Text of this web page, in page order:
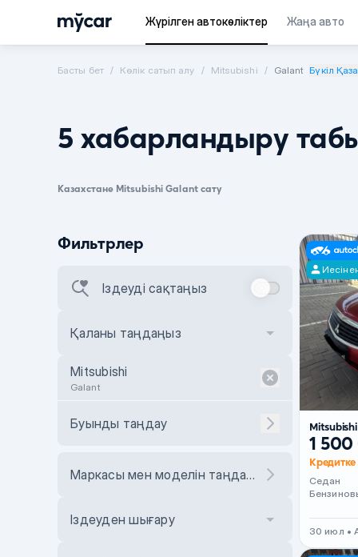
Жүрілген автокөліктер Жаңа авто
Басты бет Көлік сатып алу Mitsubishi Galant Бүкіл
5 хабарландыру
Казахстане Mitsubishi Galant сату
Фильтрлер
Іздеуді сақтаңыз
Қаланы таңдаңыз
Mitsubishi
Galant
Буынды таңдау
Маркасы мен моделін таңдаңыз
Іздеуден шығару
1
Седан
30 июл •